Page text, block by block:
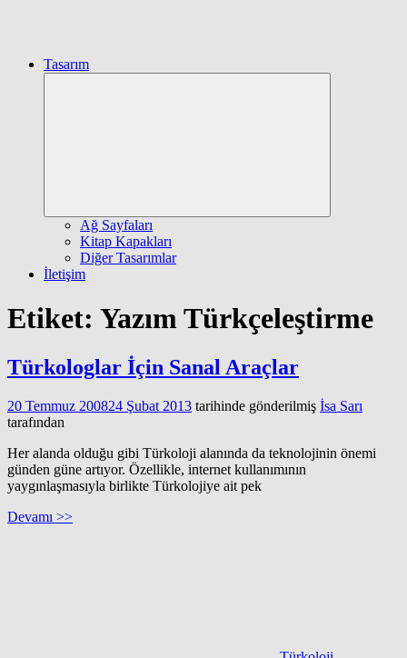
Tasarım
Ağ Sayfaları
Kitap Kapakları
Diğer Tasarımlar
İletişim
Etiket: Yazım Türkçeleştirme
Türkologlar İçin Sanal Araçlar
20 Temmuz 200824 Şubat 2013 tarihinde gönderilmiş İsa Sarı
tarafından
Her alanda olduğu gibi Türkoloji alanında da teknolojinin önemi
günden güne artıyor. Özellikle, internet kullanımının
yaygınlaşmasıyla birlikte Türkolojiye ait pek
Devamı >>